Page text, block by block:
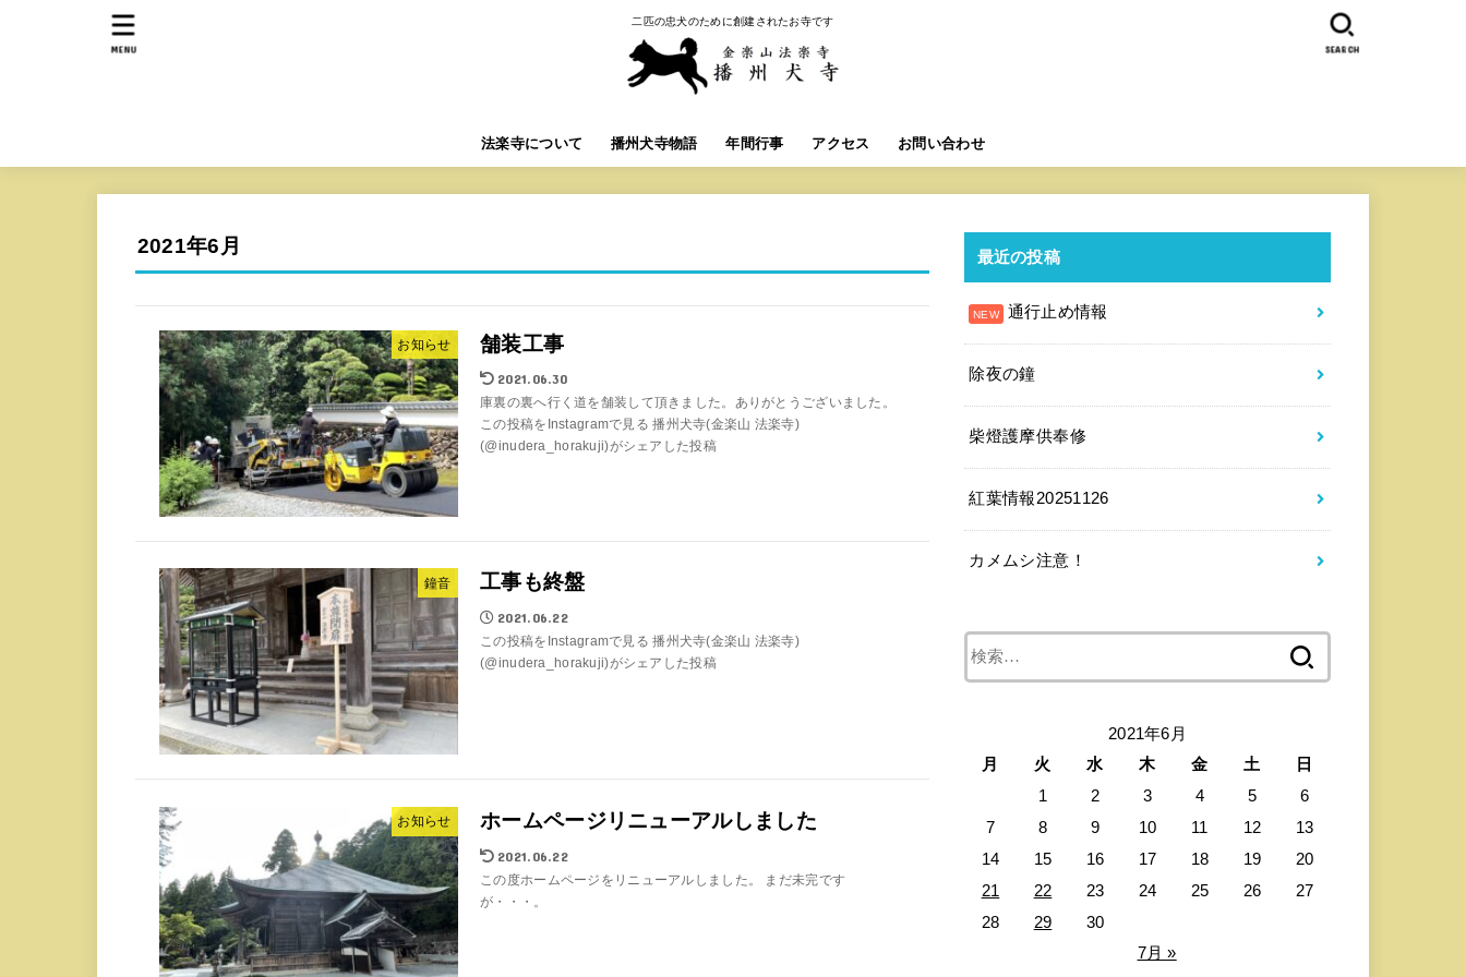
二匹の忠犬のために創建されたお寺です
法楽寺について 播州犬寺物語 年間行事 アクセス お問い合わせ
SEARCH
MENU
2021年6月
お知らせ 舗装工事
2021.06.30
庫裏の裏へ行く道を舗装して頂きました。ありがとうございました。
この投稿をInstagramで見る 播州犬寺(金楽山 法楽寺)
(@inudera_horakuji)がシェアした投稿
鐘音 工事も終盤
2021.06.22
この投稿をInstagramで見る 播州犬寺(金楽山 法楽寺)
(@inudera_horakuji)がシェアした投稿
お知らせ ホームページリニューアルしました
2021.06.22
この度ホームページをリニューアルしました。 まだ未完です
が・・・。
最近の投稿
通行止め情報
除夜の鐘
柴燈護摩供奉修
紅葉情報20251126
カメムシ注意！
2021年6月
月
火 水 木 金 土
日
1
2 3 4 5
6
7
8 9 10 11 12
13
14
15 16 17 18 19
20
21
22 23 24 25 26
27
28
29
30
7月 »